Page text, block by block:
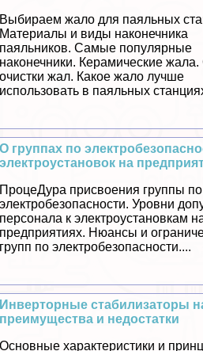
Выбираем жало для паяльных
Материалы и виды наконечника
паяльников. Самые популярные
наконечники. Керамические
очистки жал. Какое жало лучше
использовать в паяльных
О группах по
электроустановок на
ПроцеДypa присвоения группы по
электробезопасности. Уровни
персонала к электроустановкам
предприятиях. Нюансы и
групп по электробезопасности....
Инверторные стабилизаторы
преимущества и недостатки
Основные хаpaктеристики и